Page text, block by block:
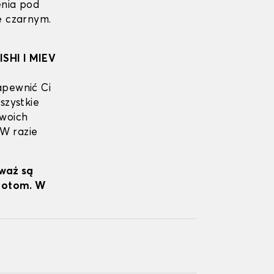
pod
czarnym.
I MIEV
Ci
razie
są
W